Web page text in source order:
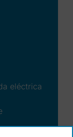
eléctrica